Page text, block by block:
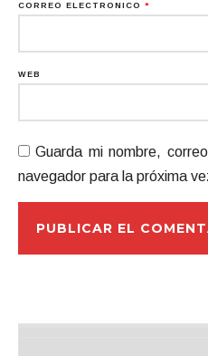
CORREO ELECTRÓNICO *
WEB
Guarda mi nombre,
navegador para la próxima